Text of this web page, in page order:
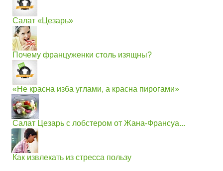
Салат «Цезарь»
Почему француженки столь изящны?
«Не красна изба углами, а красна пирогами»
Салат Цезарь с лобстером от Жана-Франсуа...
Как извлекать из стресса пользу